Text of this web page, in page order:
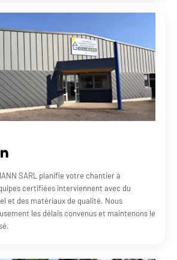
SARL planifie votre chantier à
certifiées interviennent avec du
et des matériaux de qualité. Nous
les délais convenus et maintenons le